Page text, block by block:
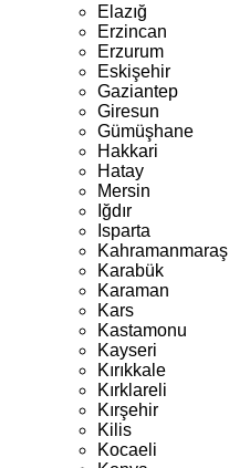
Elazığ
Erzincan
Erzurum
Eskişehir
Gaziantep
Giresun
Gümüşhane
Hakkari
Hatay
Mersin
Iğdır
Isparta
Kahramanmaraş
Karabük
Karaman
Kars
Kastamonu
Kayseri
Kırıkkale
Kırklareli
Kırşehir
Kilis
Kocaeli